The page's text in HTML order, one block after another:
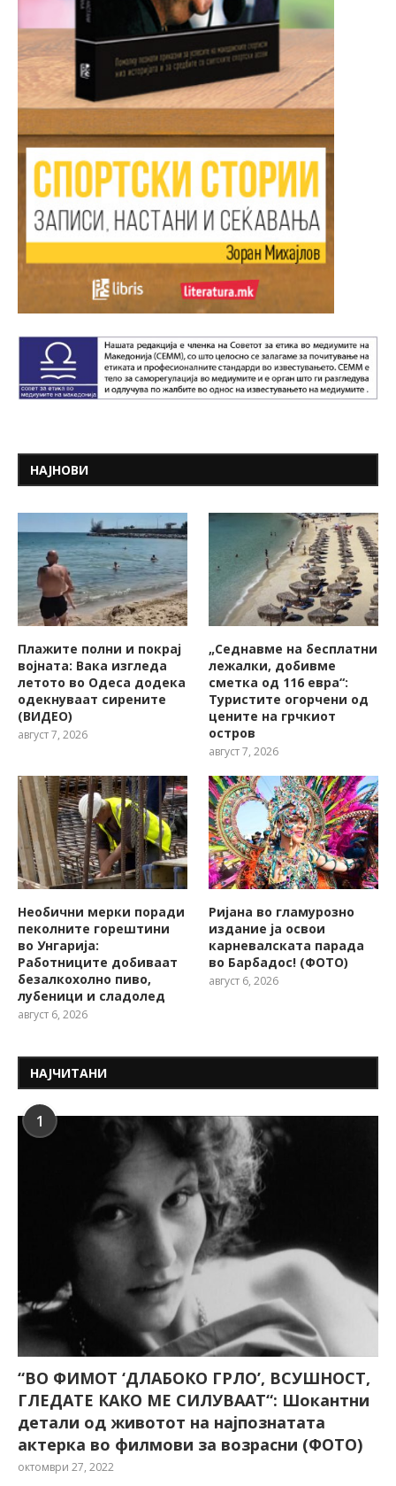
НАЈНОВИ
Плажите полни и покрај
војната: Вака изгледа
летото во Одеса додека
одекнуваат сирените
(ВИДЕО)
август 7, 2026
„Седнавме на бесплатни
лежалки, добивме
сметка од 116 евра“:
Туристите огорчени од
цените на грчкиот
остров
август 7, 2026
Необични мерки поради
пеколните горештини
во Унгарија:
Работниците добиваат
безалкохолно пиво,
лубеници и сладолед
август 6, 2026
Ријана во гламурозно
издание ја освои
карневалската парада
во Барбадос! (ФОТО)
август 6, 2026
НАЈЧИТАНИ
1
“ВО ФИМОТ ‘ДЛАБОКО ГРЛО’, ВСУШНОСТ,
ГЛЕДАТЕ КАКО МЕ СИЛУВААТ“: Шокантни
детали од животот на најпознатата
актерка во филмови за возрасни (ФОТО)
октомври 27, 2022